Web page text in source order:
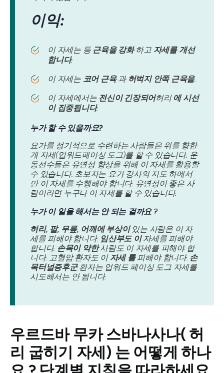
이익:
이 자세는 등 근육을 강화하고 자세를 개선
합니다.
이 자세는 코어 근육과 허벅지 안쪽 근육을.
이 자세에서는 전신이 긴장되어허리 에 시선
이 집중됩니다.
누가 할 수 있을까요?
요가를 정기적으로 수련하는 사람들은 위를 향한
개 자세(업워드페이싱 도그)를 할 수 있습니다. 운
동선수들은 유연성 향상을 위해 이 자세를 활용할
수 있습니다. 초보자는 요가 강사의 지도 하에서
만 이 자세를 수행해야 합니다. 유연성이 좋은 사
람이라면 누구나 이 자세를 할 수 있습니다.
누가 이 일을 해서는 안 되는 걸까요 ?
허리, 팔, 무릎, 어깨에 부상이있는 사람은 이 자
세를 피해야 합니다. 임산부도 이자세를 피해야
합니다. 손목이 약한사람도 이 자세를 피해야 합
니다. 고혈압 환자도 이 자세 를피해야 합니다. 손
목터널증후군환자는 업워드 페이싱 도그 자세를
시도해서는 안 됩니다.
우르드바 무카 스바나사나( 허
리 굽히기 자세) 는 어떻게 하나